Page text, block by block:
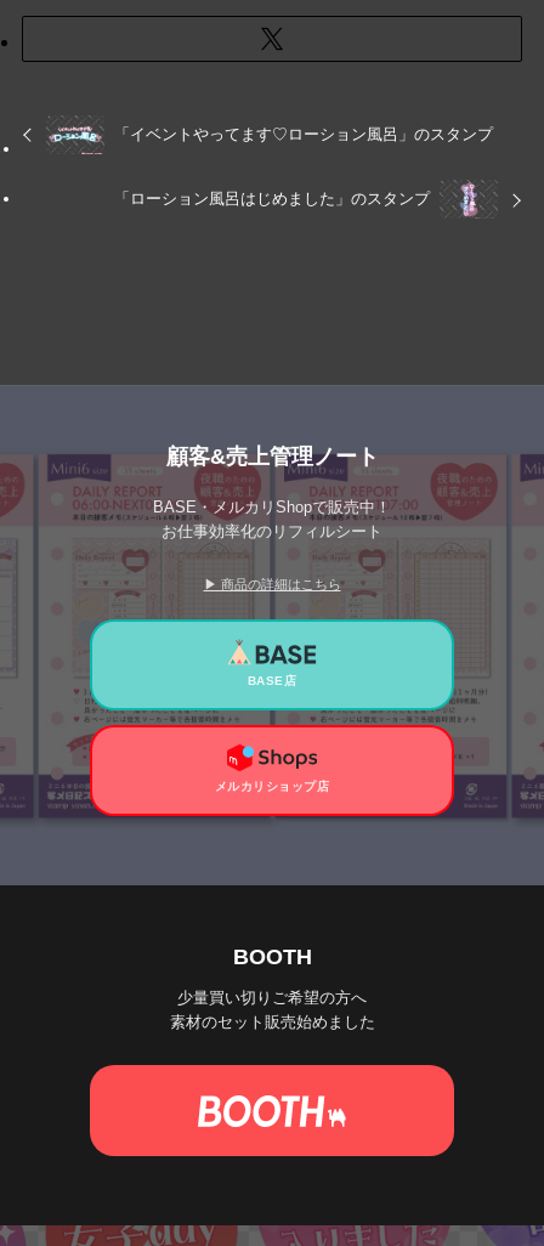
「イベントやってます♡ローション風呂」のスタンプ
「ローション風呂はじめました」のスタンプ
顧客&売上管理ノート
BASE・メルカリShopで販売中！
お仕事効率化のリフィルシート
▶ 商品の詳細はこちら
BASE店
メルカリショップ店
BOOTH
少量買い切りご希望の方へ
素材のセット販売始めました